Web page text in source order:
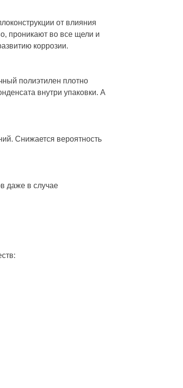
от влияния
проникают во все щели и
коррозии.
полиэтилен плотно
внутри упаковки. А
Снижается вероятность
даже в случае